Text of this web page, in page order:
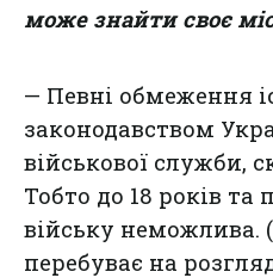
може знайти своє
— Певні обмеження
законодавством
військової служби,
Тобто до 18 років та
війську неможлива.
перебуває на